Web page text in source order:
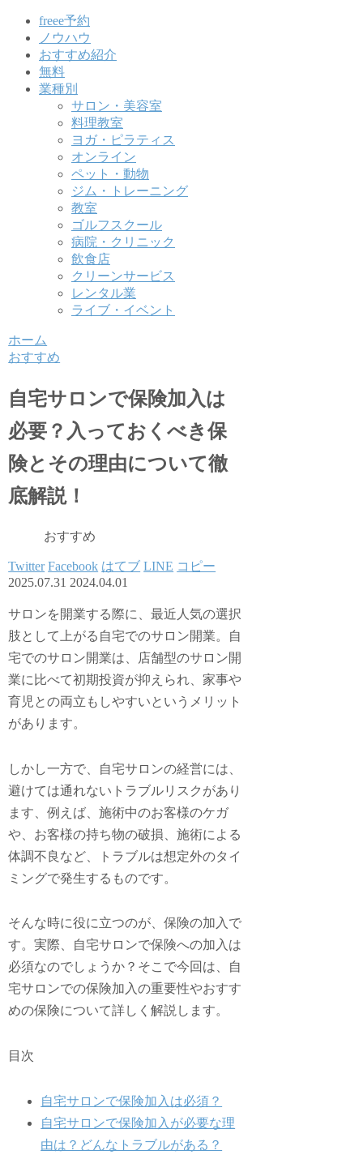
freee予約
ノウハウ
おすすめ紹介
無料
業種別
サロン・美容室
料理教室
ヨガ・ピラティス
オンライン
ペット・動物
ジム・トレーニング
教室
ゴルフスクール
病院・クリニック
飲食店
クリーンサービス
レンタル業
ライブ・イベント
ホーム
おすすめ
自宅サロンで保険加入は
必要？入っておくべき保
険とその理由について徹
底解説！
おすすめ
Twitter Facebook はてブ LINE コピー
2025.07.31 2024.04.01
サロンを開業する際に、最近人気の選択
肢として上がる自宅でのサロン開業。自
宅でのサロン開業は、店舗型のサロン開
業に比べて初期投資が抑えられ、家事や
育児との両立もしやすいというメリット
があります。
しかし一方で、自宅サロンの経営には、
避けては通れないトラブルリスクがあり
ます、例えば、施術中のお客様のケガ
や、お客様の持ち物の破損、施術による
体調不良など、トラブルは想定外のタイ
ミングで発生するものです。
そんな時に役に立つのが、保険の加入で
す。実際、自宅サロンで保険への加入は
必須なのでしょうか？そこで今回は、自
宅サロンでの保険加入の重要性やおすす
めの保険について詳しく解説します。
目次
自宅サロンで保険加入は必須？
自宅サロンで保険加入が必要な理
由は？どんなトラブルがある？